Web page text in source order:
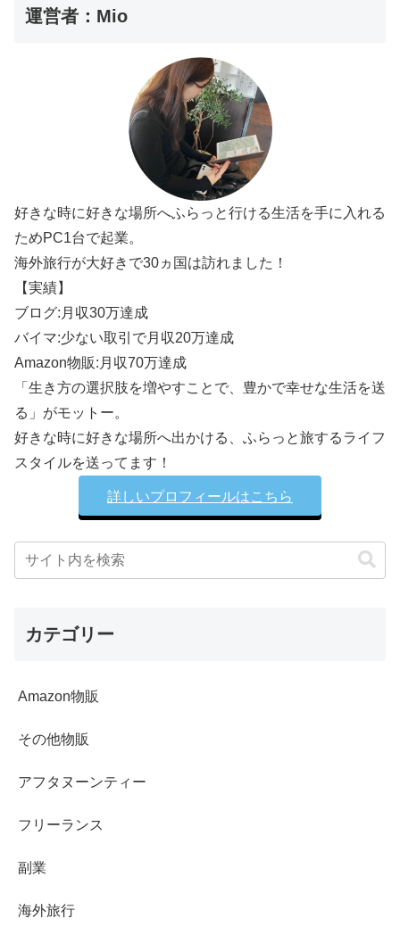
運営者：Mio
好きな時に好きな場所へふらっと行ける生活を手に入れる
ためPC1台で起業。
海外旅行が大好きで30ヵ国は訪れました！
【実績】
ブログ:月収30万達成
バイマ:少ない取引で月収20万達成
Amazon物販:月収70万達成
「生き方の選択肢を増やすことで、豊かで幸せな生活を送
る」がモットー。
好きな時に好きな場所へ出かける、ふらっと旅するライフ
スタイルを送ってます！
詳しいプロフィールはこちら
カテゴリー
Amazon物販
その他物販
アフタヌーンティー
フリーランス
副業
海外旅行